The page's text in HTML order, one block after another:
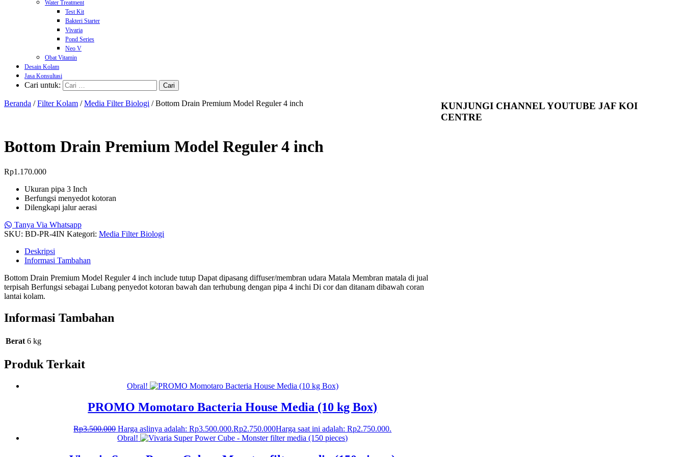
Water Treatment
Test Kit
Bakteri Starter
Vivaria
Pond Series
Neo V
Obat Vitamin
Desain Kolam
Jasa Konsultasi
Cari untuk:
Beranda /Filter Kolam /Media Filter Biologi / Bottom Drain Premium Model Reguler 4 inch
Bottom Drain Premium Model Reguler 4 inch
Rp1.170.000
Ukuran pipa 3 Inch
Berfungsi menyedot kotoran
Dilengkapi jalur aerasi
Tanya Via Whatsapp
SKU: BD-PR-4IN Kategori: Media Filter Biologi
Deskripsi
Informasi Tambahan
Bottom Drain Premium Model Reguler 4 inch include tutup Dapat dipasang diffuser/membran udara Matala Membran matala di jual
terpisah Berfungsi sebagai Lubang penyedot kotoran bawah dan terhubung dengan pipa 4 inchi Di cor dan ditanam dibawah coran
lantai kolam.
Informasi Tambahan
Berat 6 kg
Produk Terkait
Obral!
PROMO Momotaro Bacteria House Media (10 kg Box)
Rp3.500.000 Harga aslinya adalah: Rp3.500.000.Rp2.750.000Harga saat ini adalah: Rp2.750.000.
Obral!
KUNJUNGI CHANNEL YOUTUBE JAF KOI
CENTRE